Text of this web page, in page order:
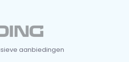
aanbiedingen